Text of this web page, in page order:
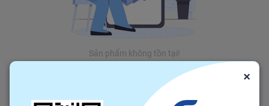
Sản phẩm không tồn tại!
×